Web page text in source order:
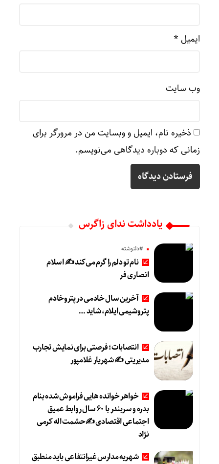
ایمیل *
وب‌ سایت
ذخیره نام، ایمیل و وبسایت من در مرورگر برای
زمانی که دوباره دیدگاهی می‌نویسم.
یادداشت ندای زاگرس
#دلنوشته
نام تو دلم را گرم می‌کند ✍️ اسلام
انصاری فر
آخرین سال خادمی در پتروخادم
پتروشیمی ایلام، شاید …
انتصابات؛ فرصتی برای نمایش تجارب
مدیریتی ✍ شهریار غلامپور
خواهر خوانده هایی فراموش شده بنام
بدره و سربندر با ۶۰ سال روابط عمیق
اجتماعی اقتصادی ✍حشمت اله کرمی
نژاد
شهریه مدارس غیرانتفاعی باید منطبق